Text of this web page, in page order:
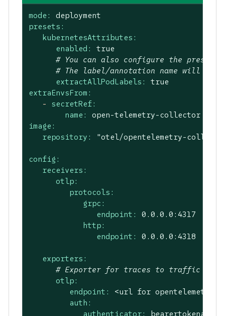
mode:
deployment
presets:
kubernetesAttributes:
enabled:
true
# You can also configure the preset
# The label/annotation name will
extractAllPodLabels:
true
extraEnvsFrom:
-
secretRef:
name:
open-telemetry-collector
image:
repository:
"otel/opentelemetry-
config:
receivers:
otlp:
protocols:
grpc:
endpoint:
0.0 .0 .0 :4317
http:
endpoint:
0.0 .0 .0 :4318
exporters:
# Exporter for traces to traffic
otlp:
endpoint:
<url for opentelemetry
auth:
authenticator:
bearertokenauth